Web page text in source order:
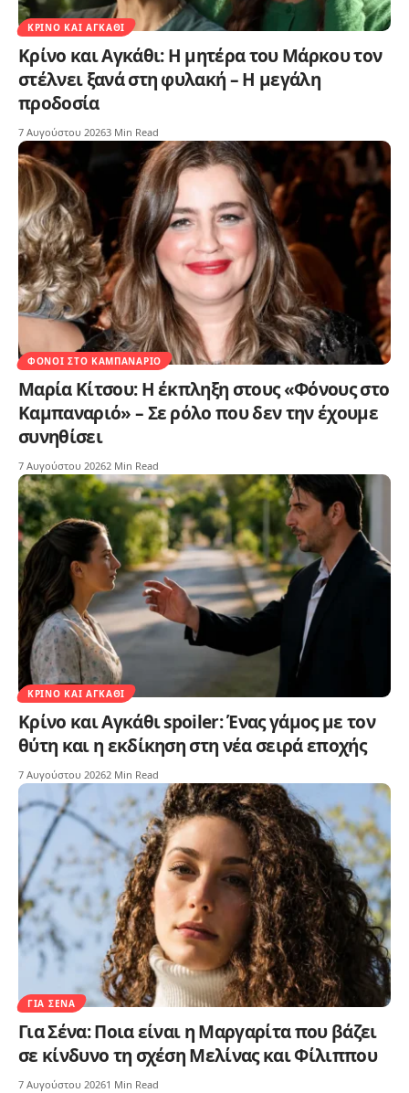
ΚΡΊΝΟ ΚΑΙ ΑΓΚΆΘΙ
Κρίνο και Αγκάθι: Η μητέρα του Μάρκου τον
στέλνει ξανά στη φυλακή – Η μεγάλη
προδοσία
7 Αυγούστου 20263 Min Read
ΦΌΝΟΙ ΣΤΟ ΚΑΜΠΑΝΑΡΙΌ
Μαρία Κίτσου: Η έκπληξη στους «Φόνους στο
Καμπαναριό» – Σε ρόλο που δεν την έχουμε
συνηθίσει
7 Αυγούστου 20262 Min Read
ΚΡΊΝΟ ΚΑΙ ΑΓΚΆΘΙ
Κρίνο και Αγκάθι spoiler: Ένας γάμος με τον
θύτη και η εκδίκηση στη νέα σειρά εποχής
7 Αυγούστου 20262 Min Read
ΓΙΑ ΣΈΝΑ
Για Σένα: Ποια είναι η Μαργαρίτα που βάζει
σε κίνδυνο τη σχέση Μελίνας και Φίλιππου
7 Αυγούστου 20261 Min Read